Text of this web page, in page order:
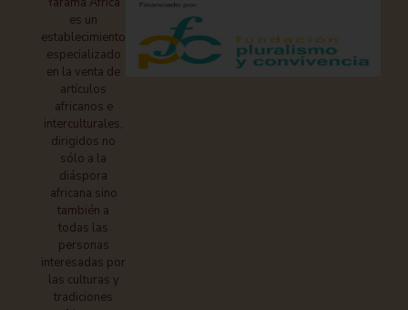
es un
establecimiento
especializado
en la venta de
artículos
africanos e
interculturales,
dirigidos no
sólo a la
diáspora
africana sino
también a
todas las
personas
interesadas por
las culturas y
tradiciones